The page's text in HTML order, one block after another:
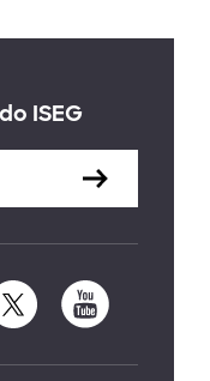
ISEG